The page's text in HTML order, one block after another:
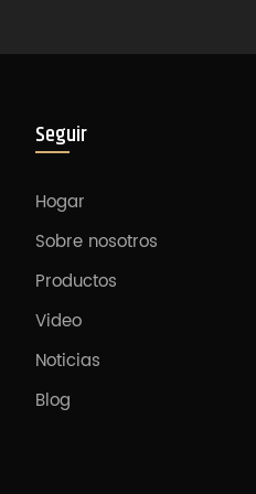
Seguir
Hogar
Sobre nosotros
Productos
Video
Noticias
Blog